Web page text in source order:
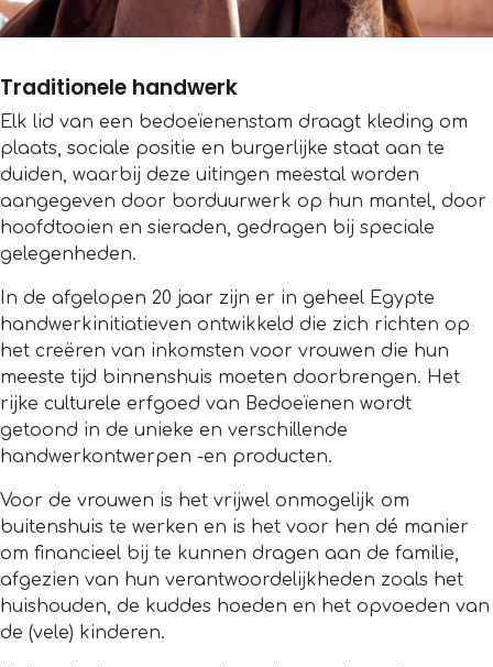
Traditionele handwerk
Elk lid van een bedoeïenenstam draagt kleding om
plaats, sociale positie en burgerlijke staat aan te
duiden, waarbij deze uitingen meestal worden
aangegeven door borduurwerk op hun mantel, door
hoofdtooien en sieraden, gedragen bij speciale
gelegenheden.
In de afgelopen 20 jaar zijn er in geheel Egypte
handwerkinitiatieven ontwikkeld die zich richten op
het creëren van inkomsten voor vrouwen die hun
meeste tijd binnenshuis moeten doorbrengen. Het
rijke culturele erfgoed van Bedoeïenen wordt
getoond in de unieke en verschillende
handwerkontwerpen -en producten.
Voor de vrouwen is het vrijwel onmogelijk om
buitenshuis te werken en is het voor hen dé manier
om financieel bij te kunnen dragen aan de familie,
afgezien van hun verantwoordelijkheden zoals het
huishouden, de kuddes hoeden en het opvoeden van
de (vele) kinderen.